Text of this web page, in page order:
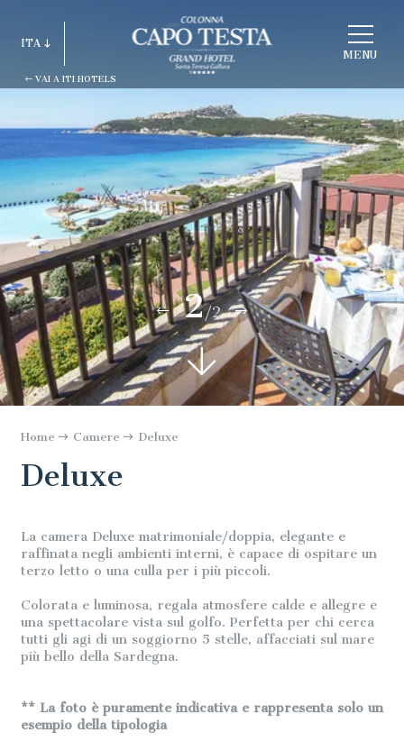
MENU
VAI A ITI HOTELS
ITA
FRA
ESP
2/2
Home Camere Deluxe
Deluxe
La camera Deluxe matrimoniale/doppia, elegante e
raffinata negli ambienti interni, è capace di ospitare un
terzo letto o una culla per i più piccoli.
Colorata e luminosa, regala atmosfere calde e allegre e
una spettacolare vista sul golfo. Perfetta per chi cerca
tutti gli agi di un soggiorno 5 stelle, affacciati sul mare
più bello della Sardegna.
** La foto è puramente indicativa e rappresenta solo un
esempio della tipologia